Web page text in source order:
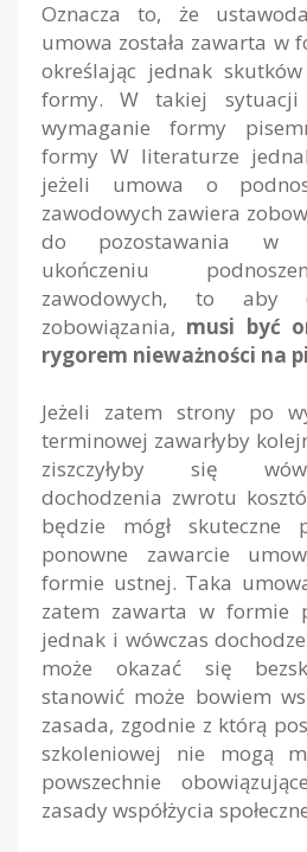
Oznacza to, że
umowa została zawarta w
określając jednak
formy. W takiej sytuacji
wymaganie formy
formy W literaturze
jeżeli umowa o
zawodowych zawiera
do pozostawania w
ukończeniu
zawodowych, to aby
zobowiązania, musi być
rygorem nieważności na
Jeżeli zatem strony po
terminowej zawarłyby
ziszczyłyby się
dochodzenia zwrotu
będzie mógł skuteczne
ponowne zawarcie
formie ustnej. Taka
zatem zawarta w formie
jednak i wówczas
może okazać się
stanowić może bowiem
zasada, zgodnie z którą
szkoleniowej nie mogą
powszechnie
zasady współżycia